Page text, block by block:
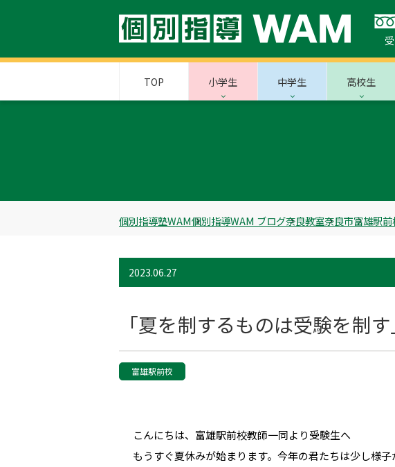
TOP 小学生 中学生 高校生
個別指導塾WAM個別指導WAM ブログ奈良教室奈良市富雄駅
2023.06.27
「夏を制するものは受験を制す
富雄駅前校
こんにちは、富雄駅前校教師一同より受験生へ
もうすぐ夏休みが始まります。今年の君たちは少し様子